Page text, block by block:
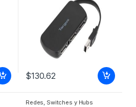
$130.62
Redes, Switches y Hubs